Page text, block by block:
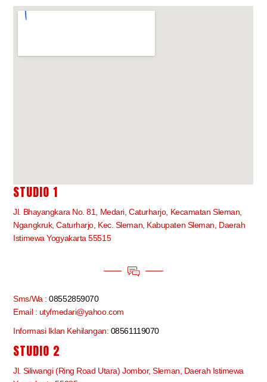
STUDIO 1
Jl. Bhayangkara No. 81, Medari, Caturharjo, Kecamatan Sleman,
Ngangkruk, Caturharjo, Kec. Sleman, Kabupaten Sleman, Daerah
Istimewa Yogyakarta 55515
Sms/Wa :08552859070
Email : utyfmedari@yahoo.com
Informasi Iklan Kehilangan: 08561119070
STUDIO 2
Jl. Siliwangi (Ring Road Utara) Jombor, Sleman, Daerah Istimewa